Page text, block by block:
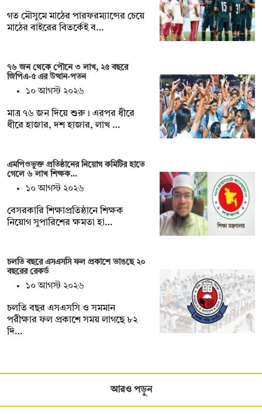
গত মৌসুমে মাঠের পারফরম্যান্সের চেয়ে
মাঠের বাইরের বিতর্কেই ব…
৭৬ জন থেকে পৌনে ৩ লাখ, ২৫ বছরে
জিপিএ-৫ এর উত্থান-পতন
১০ আগস্ট ২০২৬
মাত্র ৭৬ জন দিয়ে শুরু। এরপর ধীরে
ধীরে হাজার, দশ হাজার, লাখ …
এমপিওভুক্ত প্রতিষ্ঠানের নিয়োগ কমিটির হাতে
গেলে ৬ লাখ শিক্ষক…
১০ আগস্ট ২০২৬
বেসরকারি শিক্ষাপ্রতিষ্ঠানে শিক্ষক
নিয়োগ সুপারিশের ক্ষমতা হা…
চলতি বছরে এসএসসি ফল প্রকাশে ভাঙছে ২০
বছরের রেকর্ড
১০ আগস্ট ২০২৬
চলতি বছর এসএসসি ও সমমান
পরীক্ষার ফল প্রকাশে সময় লাগছে ৮২
দি…
আরও পড়ুন